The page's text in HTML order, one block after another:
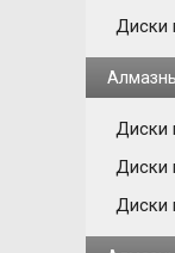
Диски
Диски
Диски
Диски